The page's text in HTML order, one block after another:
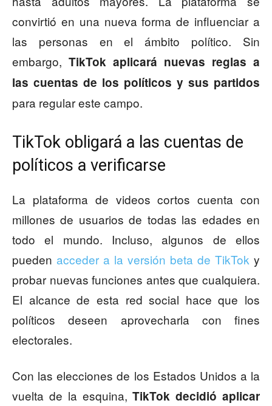
convirtió en una nueva forma de influenciar a
las personas en el ámbito político. Sin
embargo, TikTok aplicará nuevas reglas a
las cuentas de los políticos y sus partidos
para regular este campo.
TikTok obligará a las cuentas de
políticos a verificarse
La plataforma de videos cortos cuenta con
millones de usuarios de todas las edades en
todo el mundo. Incluso, algunos de ellos
pueden acceder a la versión beta de TikTok y
probar nuevas funciones antes que cualquiera.
El alcance de esta red social hace que los
políticos deseen aprovecharla con fines
electorales.
Con las elecciones de los Estados Unidos a la
vuelta de la esquina,TikTok decidió aplicar